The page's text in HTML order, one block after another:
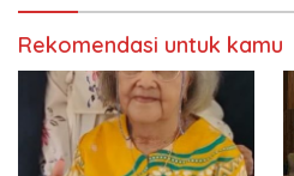
Rekomendasi untuk kamu